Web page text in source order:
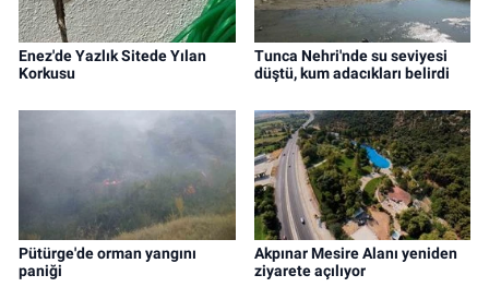
Enez'de Yazlık Sitede Yılan
Korkusu
Tunca Nehri'nde su seviyesi
düştü, kum adacıkları belirdi
Pütürge'de orman yangını
paniği
Akpınar Mesire Alanı yeniden
ziyarete açılıyor